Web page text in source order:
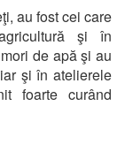
au fost cei care
şi în
de apă şi au
şi în atelierele
foarte curând